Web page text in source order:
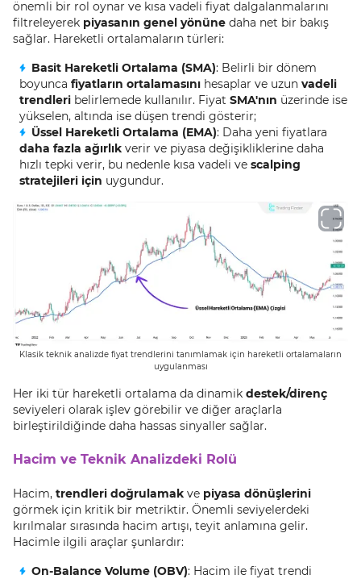
önemli bir rol oynar ve kısa vadeli fiyat dalgalanmalarını
filtreleyerek piyasanın genel yönüne daha net bir bakış
sağlar. Hareketli ortalamaların türleri:
Basit Hareketli Ortalama (SMA): Belirli bir dönem
boyunca fiyatların ortalamasını hesaplar ve uzun vadeli
trendleri belirlemede kullanılır. Fiyat SMA'nın üzerinde ise
yükselen, altında ise düşen trendi gösterir;
Üssel Hareketli Ortalama (EMA): Daha yeni fiyatlara
daha fazla ağırlık verir ve piyasa değişikliklerine daha
hızlı tepki verir, bu nedenle kısa vadeli ve scalping
stratejileri için uygundur.
Klasik teknik analizde fiyat trendlerini tanımlamak için hareketli ortalamaların
uygulanması
Her iki tür hareketli ortalama da dinamik destek/direnç
seviyeleri olarak işlev görebilir ve diğer araçlarla
birleştirildiğinde daha hassas sinyaller sağlar.
Hacim ve Teknik Analizdeki Rolü
Hacim, trendleri doğrulamak ve piyasa dönüşlerini
görmek için kritik bir metriktir. Önemli seviyelerdeki
kırılmalar sırasında hacim artışı, teyit anlamına gelir.
Hacimle ilgili araçlar şunlardır:
On-Balance Volume (OBV): Hacim ile fiyat trendi